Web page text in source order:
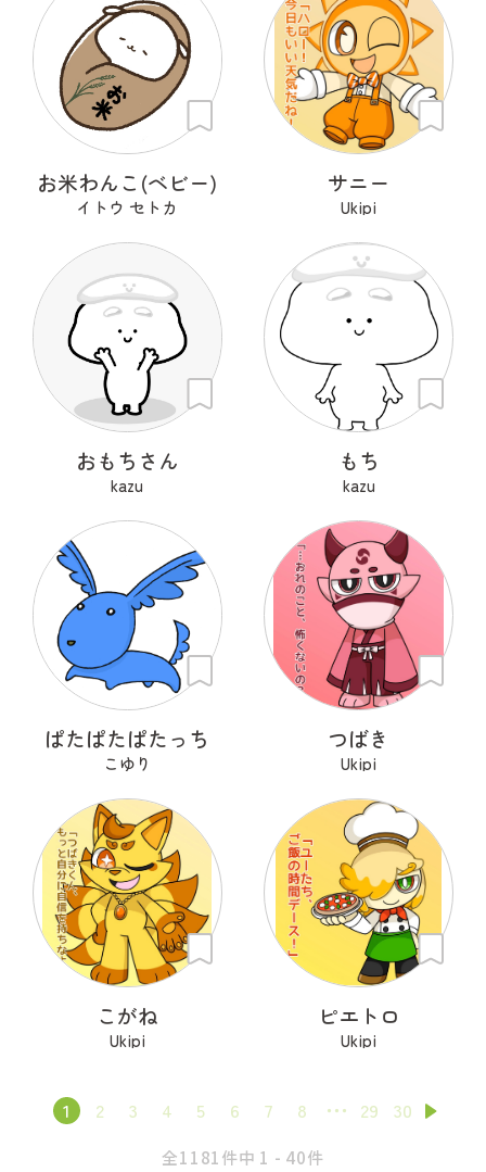
お米わんこ(ベビー)
イトウ セトカ
サニー
Ukipi
おもちさん
kazu
もち
kazu
ぱたぱたぱたっち
こゆり
つばき
Ukipi
こがね
Ukipi
ピエトロ
Ukipi
1 2 3 4 5 6 7 8 29 30
全1181件中 1 - 40件